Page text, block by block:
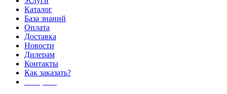
Каталог
База знаний
Оплата
Доставка
Новости
Дилерам
Контакты
Как заказать?